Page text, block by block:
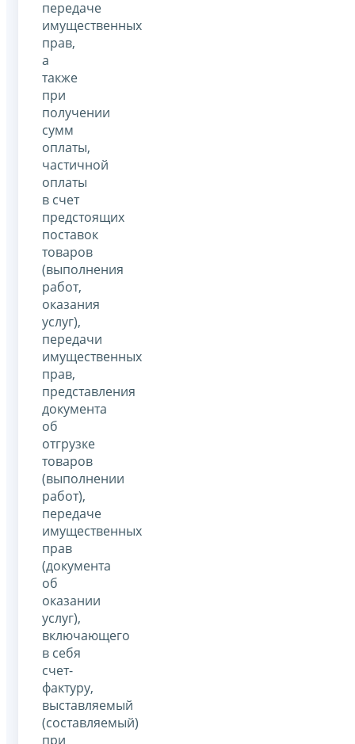
передаче
имущественных
прав,
а
также
при
получении
сумм
оплаты,
частичной
оплаты
в счет
предстоящих
поставок
товаров
(выполнения
работ,
оказания
услуг),
передачи
имущественных
прав,
представления
документа
об
отгрузке
товаров
(выполнении
работ),
передаче
имущественных
прав
(документа
об
оказании
услуг),
включающего
в себя
счет-
фактуру,
выставляемый
(составляемый)
при